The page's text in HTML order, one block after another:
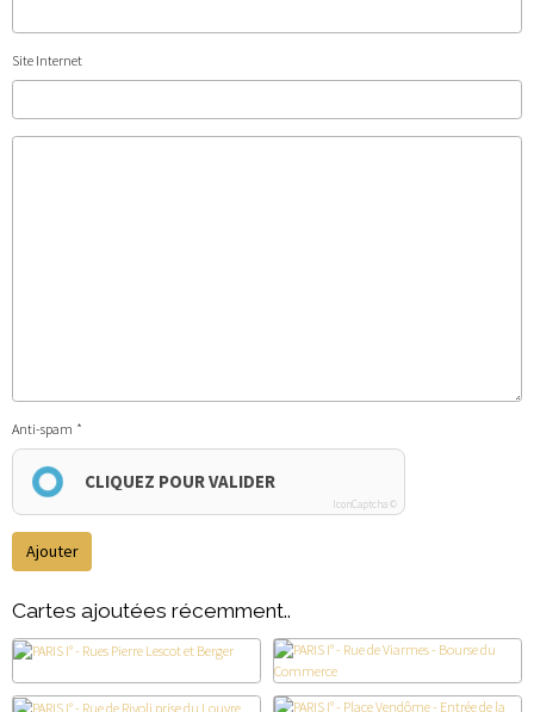
Site Internet
Anti-spam
CLIQUEZ POUR VALIDER
IconCaptcha ©
Ajouter
Cartes ajoutées récemment..